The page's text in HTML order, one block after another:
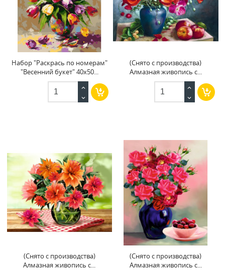
Набор "Раскрась по номерам"
"Весенний букет" 40x50...
(Снято с производства)
Алмазная живопись с...
(Снято с производства)
Алмазная живопись с...
(Снято с производства)
Алмазная живопись с...